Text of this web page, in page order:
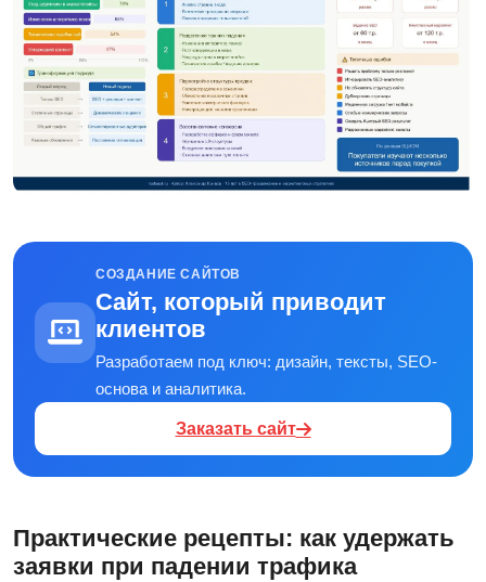
СОЗДАНИЕ САЙТОВ
Сайт, который приводит
клиентов
Разработаем под ключ: дизайн, тексты, SEO-
основа и аналитика.
Заказать сайт
Практические рецепты: как удержать
заявки при падении трафика